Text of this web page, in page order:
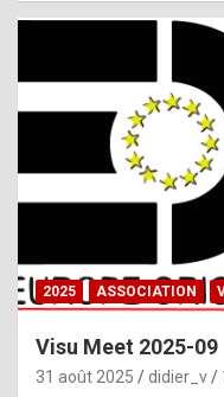
2025 ASSOCIATION
Visu Meet 2025-09
31 août 2025 didier_v